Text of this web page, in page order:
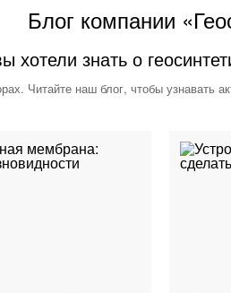
Блог компании
хотели знать о
Читайте наш блог, чтобы